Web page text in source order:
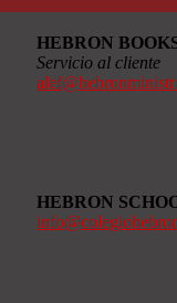
HEBRON
Servicio al cliente
HEBRON